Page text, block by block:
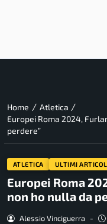
Home / Atletica /
Europei Roma 2024,
perdere”
ATLETICA ULTIMI
Europei Roma
non ho nulla da
Alessio Vinciguerra -